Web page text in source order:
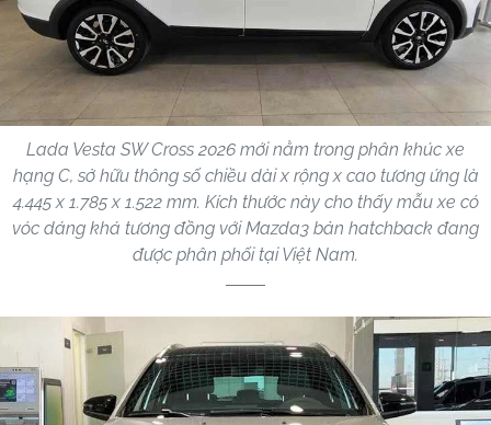
Lada Vesta SW Cross 2026 mới nằm trong phân khúc xe
hạng C, sở hữu thông số chiều dài x rộng x cao tương ứng là
4.445 x 1.785 x 1.522 mm. Kích thước này cho thấy mẫu xe có
vóc dáng khá tương đồng với Mazda3 bản hatchback đang
được phân phối tại Việt Nam.